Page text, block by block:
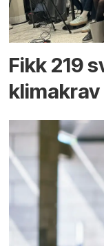
Fikk 219